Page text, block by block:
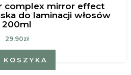
complex mirror effect
do laminacji włosów
200ml
29.90zł
KOSZYKA